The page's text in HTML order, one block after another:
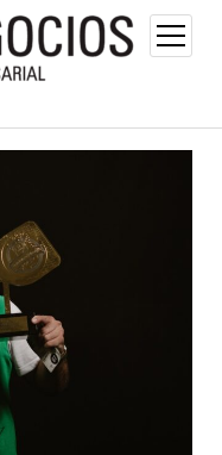
abrir
menú